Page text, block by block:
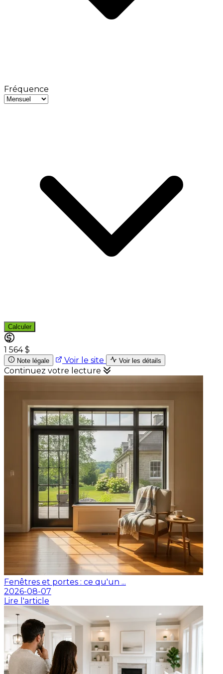
Fréquence
Calculer
1 564 $
Note légale Voir le site Voir les détails
Continuez votre lecture
Fenêtres et portes : ce qu'un ...
2026-08-07
Lire l'article